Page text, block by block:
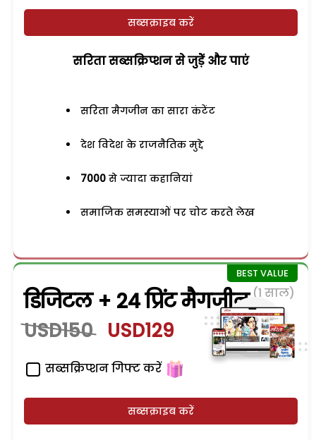
सब्सक्राइब करें
सरिता सब्सक्रिप्शन से जुड़ेें और पाएं
सरिता मैगजीन का सारा कंटेंट
देश विदेश के राजनैतिक मुद्दे
7000 से ज्यादा कहानियां
समाजिक समस्याओं पर चोट करते लेख
डिजिटल + 24 प्रिंट मैगजीन (1 साल)
USD150 USD129
सब्सक्रिप्शन गिफ्ट करें
सब्सक्राइब करें